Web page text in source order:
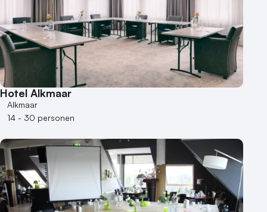
Hotel Alkmaar
Alkmaar
14 - 30 personen